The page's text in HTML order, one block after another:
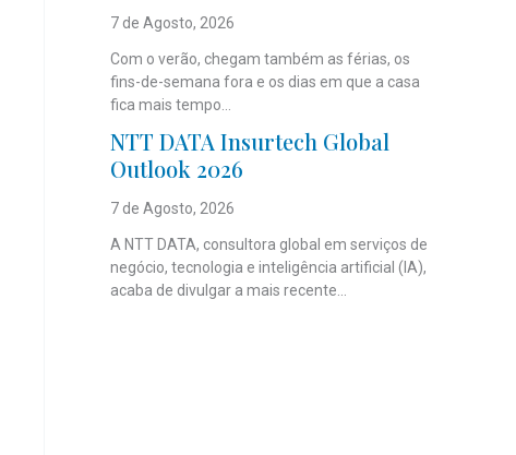
7 de Agosto, 2026
Com o verão, chegam também as férias, os
fins-de-semana fora e os dias em que a casa
fica mais tempo...
NTT DATA Insurtech Global
Outlook 2026
7 de Agosto, 2026
A NTT DATA, consultora global em serviços de
negócio, tecnologia e inteligência artificial (IA),
acaba de divulgar a mais recente...